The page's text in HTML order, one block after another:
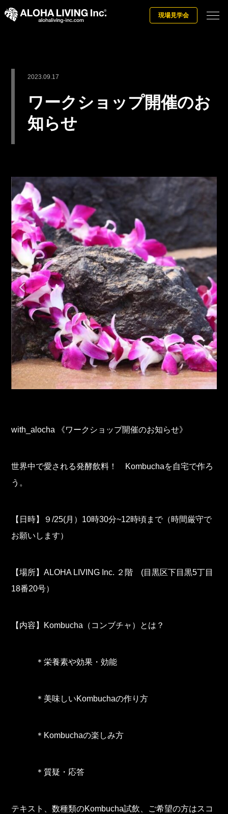
現場見学会
2023.09.17
ワークショップ開催のお
知らせ
with_alocha 《ワークショップ開催のお知らせ》
世界中で愛される発酵飲料！ Kombuchaを自宅で作ろ
う。
【日時】９/25(月）10時30分~12時頃まで（時間厳守で
お願いします）
【場所】ALOHA LIVING Inc. ２階 (目黒区下目黒5丁目
18番20号）
【内容】Kombucha（コンブチャ）とは？
＊栄養素や効果・効能
＊美味しいKombuchaの作り方
＊Kombuchaの楽しみ方
＊質疑・応答
テキスト、数種類のKombucha試飲、ご希望の方はスコ